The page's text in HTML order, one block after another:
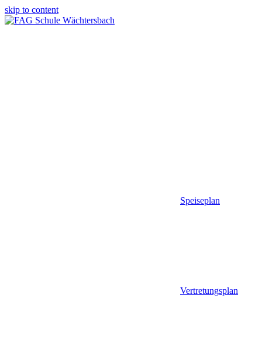
skip to content
Speiseplan
Vertretungsplan